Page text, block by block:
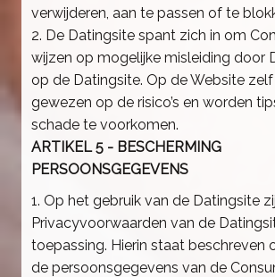
verwijderen, aan te passen of te
2. De Datingsite spant zich in om
wijzen op mogelijke misleiding door
op de Datingsite. Op de Website
gewezen op de risico’s en worden
schade te voorkomen.
ARTIKEL 5 - BESCHERMING
PERSOONSGEGEVENS
1. Op het gebruik van de Datingsite
Privacyvoorwaarden van de
toepassing. Hierin staat beschreven
de persoonsgegevens van de